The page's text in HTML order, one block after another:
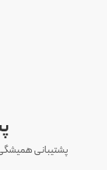
پشتیبانی